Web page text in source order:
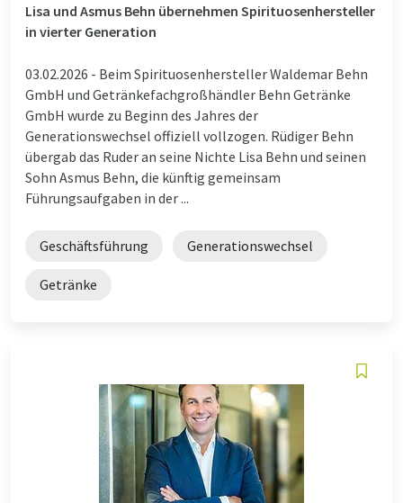
Lisa und Asmus Behn übernehmen Spirituosenhersteller
in vierter Generation
03.02.2026 - Beim Spirituosenhersteller Waldemar Behn
GmbH und Getränkefachgroßhändler Behn Getränke
GmbH wurde zu Beginn des Jahres der
Generationswechsel offiziell vollzogen. Rüdiger Behn
übergab das Ruder an seine Nichte Lisa Behn und seinen
Sohn Asmus Behn, die künftig gemeinsam
Führungsaufgaben in der ...
Geschäftsführung Generationswechsel
Getränke